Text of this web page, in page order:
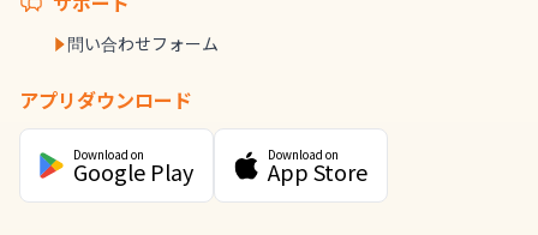
問い合わせフォーム
アプリダウンロード
Download on
Google Play
Download on
App Store